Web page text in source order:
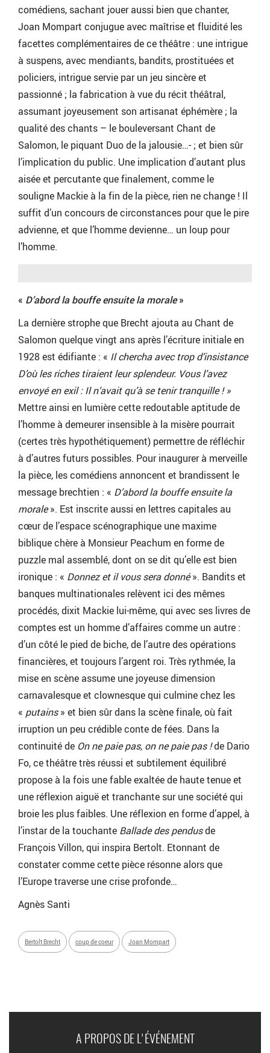
comédiens, sachant jouer aussi bien que chanter,
Joan Mompart conjugue avec maîtrise et fluidité les
facettes complémentaires de ce théâtre : une intrigue
à suspens, avec mendiants, bandits, prostituées et
policiers, intrigue servie par un jeu sincère et
passionné ; la fabrication à vue du récit théâtral,
assumant joyeusement son artisanat éphémère ; la
qualité des chants – le bouleversant Chant de
Salomon, le piquant Duo de la jalousie…- ; et bien sûr
l’implication du public. Une implication d’autant plus
aisée et percutante que finalement, comme le
souligne Mackie à la fin de la pièce, rien ne change ! Il
suffit d’un concours de circonstances pour que le pire
advienne, et que l’homme devienne… un loup pour
l’homme.
« D’abord la bouffe ensuite la morale»
La dernière strophe que Brecht ajouta au Chant de
Salomon quelque vingt ans après l’écriture initiale en
1928 est édifiante : « Il chercha avec trop d’insistance
D’où les riches tiraient leur splendeur. Vous l’avez
envoyé en exil : Il n’avait qu’à se tenir tranquille ! »
Mettre ainsi en lumière cette redoutable aptitude de
l’homme à demeurer insensible à la misère pourrait
(certes très hypothétiquement) permettre de réfléchir
à d’autres futurs possibles. Pour inaugurer à merveille
la pièce, les comédiens annoncent et brandissent le
message brechtien : « D’abord la bouffe ensuite la
morale». Est inscrite aussi en lettres capitales au
cœur de l’espace scénographique une maxime
biblique chère à Monsieur Peachum en forme de
puzzle mal assemblé, dont on se dit qu’elle est bien
ironique : « Donnez et il vous sera donné». Bandits et
banques multinationales relèvent ici des mêmes
procédés, dixit Mackie lui-même, qui avec ses livres de
comptes est un homme d’affaires comme un autre :
d’un côté le pied de biche, de l’autre des opérations
financières, et toujours l’argent roi. Très rythmée, la
mise en scène assume une joyeuse dimension
carnavalesque et clownesque qui culmine chez les
« putains» et bien sûr dans la scène finale, où fait
irruption un peu crédible conte de fées. Dans la
continuité de On ne paie pas, on ne paie pas !de Dario
Fo, ce théâtre très réussi et subtilement équilibré
propose à la fois une fable exaltée de haute tenue et
une réflexion aiguë et tranchante sur une société qui
broie les plus faibles. Une réflexion en forme d’appel, à
l’instar de la touchante Ballade des pendusde
François Villon, qui inspira Bertolt. Etonnant de
constater comme cette pièce résonne alors que
l’Europe traverse une crise profonde…
Agnès Santi
Bertolt Brecht coup de coeur Joan Mompart
A PROPOS DE L'ÉVÉNEMENT